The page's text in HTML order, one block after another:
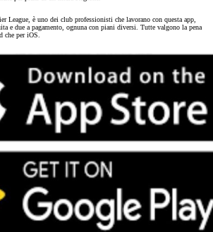
League, è uno dei club professionisti che lavorano con questa app,
e due a pagamento, ognuna con piani diversi. Tutte valgono la pena
che per iOS.